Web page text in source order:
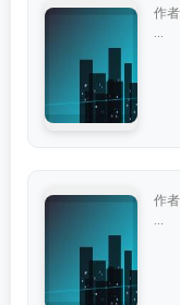
作者
作者